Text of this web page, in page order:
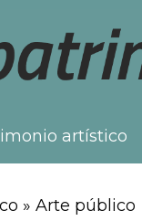
artístico
» Arte público